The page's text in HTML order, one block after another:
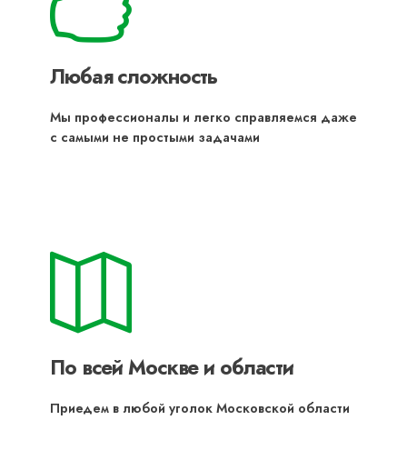
Любая сложность
Мы профессионалы и легко справляемся даже
с самыми не простыми задачами
По всей Москве и области
Приедем в любой уголок Московской области